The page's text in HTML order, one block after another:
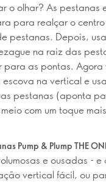
o olhar? As
para realçar o
pestanas. Depois,
na raiz das
para as pontas.
escova na vertical e
pestanas (aponta
com um toque
Pump & Plump THE
e ousadas -
vertical fácil, ou